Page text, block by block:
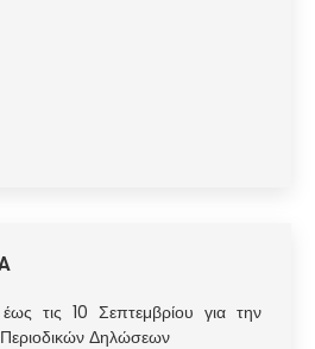
τις 10 Σεπτεμβρίου για την
Δηλώσεων